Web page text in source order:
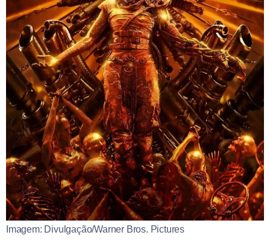
Imagem: Divulgação/Warner Bros. Pictures